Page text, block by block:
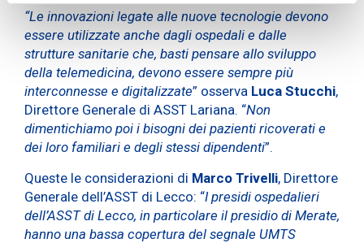
“Le innovazioni legate alle nuove tecnologie devono
essere utilizzate anche dagli ospedali e dalle
strutture sanitarie che, basti pensare allo sviluppo
della telemedicina, devono essere sempre più
interconnesse e digitalizzate” osserva Luca Stucchi,
Direttore Generale di ASST Lariana. “Non
dimentichiamo poi i bisogni dei pazienti ricoverati e
dei loro familiari e degli stessi dipendenti”.
Queste le considerazioni di Marco Trivelli, Direttore
Generale dell’ASST di Lecco: “I presidi ospedalieri
dell’ASST di Lecco, in particolare il presidio di Merate,
hanno una bassa copertura del segnale UMTS